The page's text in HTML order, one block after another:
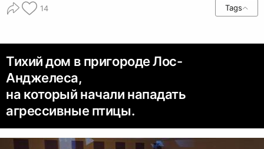
14 Tags
Тихий дом в пригороде Лос-
Анджелеса,
на который начали нападать
агрессивные птицы.